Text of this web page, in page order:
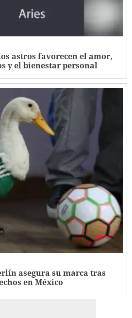
astros favorecen el amor,
y el bienestar personal
asegura su marca tras
en México